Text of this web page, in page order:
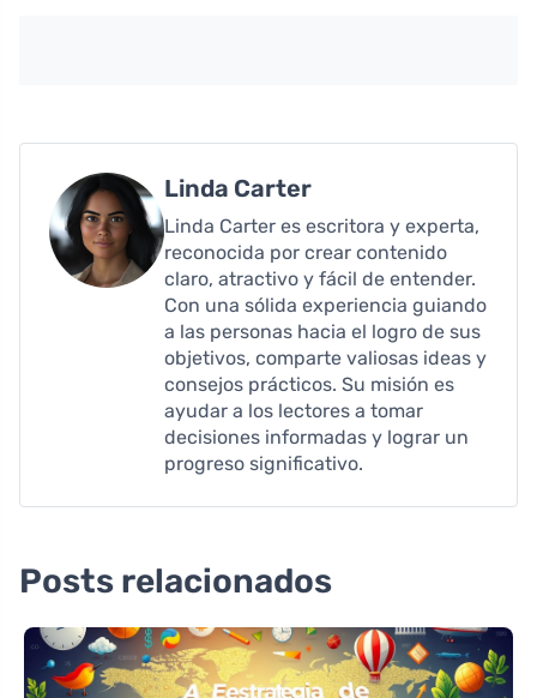
Linda Carter
Linda Carter es escritora y experta,
reconocida por crear contenido
claro, atractivo y fácil de entender.
Con una sólida experiencia guiando
a las personas hacia el logro de sus
objetivos, comparte valiosas ideas y
consejos prácticos. Su misión es
ayudar a los lectores a tomar
decisiones informadas y lograr un
progreso significativo.
Posts relacionados